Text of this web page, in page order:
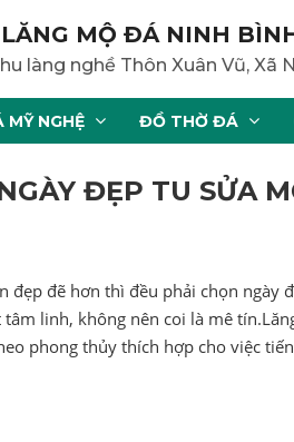
LĂNG MỘ ĐÁ NINH
làng nghề Thôn Xuân Vũ, Xã
MỸ NGHỆ ĐỒ THỜ ĐÁ
ĐẸP TU SỬA
đẹp đẽ hơn thì đều phải chọn ngày
linh, không nên coi là mê
phong thủy thích hợp cho việc